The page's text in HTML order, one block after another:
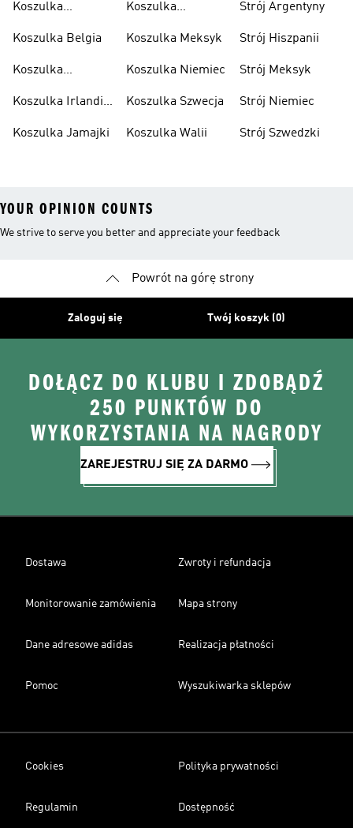
Koszulka
Koszulka Belgia
Koszulka
Koszulka Irlandii
Koszulka Jamajki
Koszulka
Koszulka Meksyk
Koszulka Niemiec
Koszulka Szwecja
Koszulka Walii
Strój Argentyny
Strój Hiszpanii
Strój Meksyk
Strój Niemiec
Strój Szwedzki
YOUR OPINION COUNTS
We strive to serve you better and appreciate your feedback
Powrót na górę strony
Zaloguj się Twój koszyk (0)
DOŁĄCZ DO KLUBU I ZDOBĄDŹ
250 PUNKTÓW DO
WYKORZYSTANIA NA NAGRODY
ZAREJESTRUJ SIĘ ZA DARMO
Dostawa Zwroty i refundacja
Monitorowanie zamówienia Mapa strony
Dane adresowe adidas Realizacja płatności
Pomoc Wyszukiwarka sklepów
Cookies Polityka prywatności
Regulamin Dostępność